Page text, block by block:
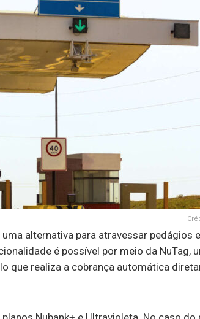
alternativa para atravessar pedágios e
é possível por meio da NuTag,
que realiza a cobrança automática